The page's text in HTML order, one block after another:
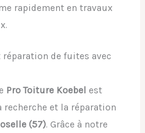
rapidement en travaux
de fuites avec
Pro Toiture Koebel est
et la réparation
(57). Grâce à notre